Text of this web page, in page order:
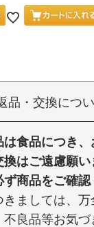
品・交換につ
は食品につき
はご遠慮願い
商品をご確認
ましては、万
不良品等お気